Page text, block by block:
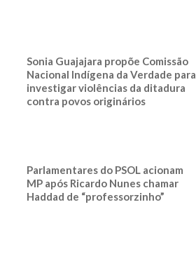
Sonia Guajajara propõe Comissão
Nacional Indígena da Verdade para
investigar violências da ditadura
contra povos originários
Parlamentares do PSOL acionam
MP após Ricardo Nunes chamar
Haddad de “professorzinho”